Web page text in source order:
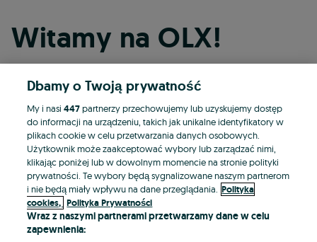
Witamy na OLX!
Kontynuuj przez Facebooka
Kontynuuj przez konto Apple
Kontynuuj przez konto Google
LUB
Dbamy o Twoją prywatność
My i nasi447partnerzy przechowujemy lub uzyskujemy dostęp
do informacji na urządzeniu, takich jak unikalne identyfikatory w
plikach cookie w celu przetwarzania danych osobowych.
Użytkownik może zaakceptować wybory lub zarządzać nimi,
klikając poniżej lub w dowolnym momencie na stronie polityki
prywatności. Te wybory będą sygnalizowane naszym partnerom
i nie będą miały wpływu na dane przeglądania. Polityka
cookies, Polityka Prywatności
Wraz z naszymi partnerami przetwarzamy dane w celu
zapewnienia: